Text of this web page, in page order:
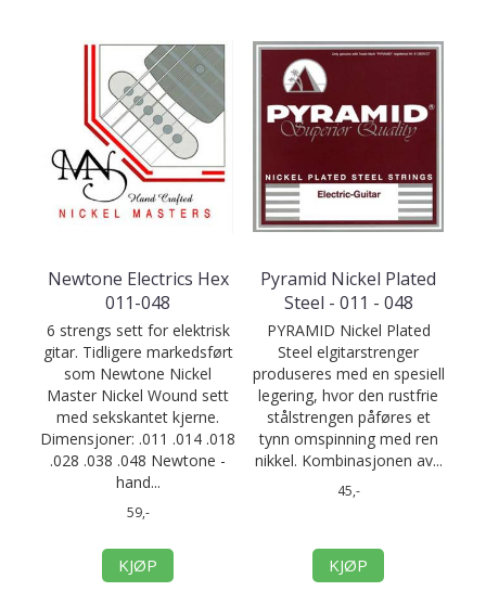
Newtone Electrics Hex
011-048
6 strengs sett for elektrisk
gitar. Tidligere markedsført
som Newtone Nickel
Master Nickel Wound sett
med sekskantet kjerne.
Dimensjoner: .011 .014 .018
.028 .038 .048 Newtone -
hand...
59,-
KJØP
Pyramid Nickel Plated
Steel - 011 - 048
PYRAMID Nickel Plated
Steel elgitarstrenger
produseres med en spesiell
legering, hvor den rustfrie
stålstrengen påføres et
tynn omspinning med ren
nikkel. Kombinasjonen av...
45,-
KJØP